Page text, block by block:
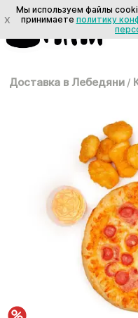
Доставка в Лебедяни /
X
Мы используем файлы
принимаете политику